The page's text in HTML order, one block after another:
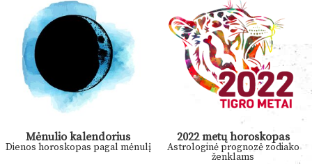
Mėnulio kalendorius
Dienos horoskopas pagal mėnulį
2022 metų horoskopas
Astrologinė prognozė zodiako
ženklams